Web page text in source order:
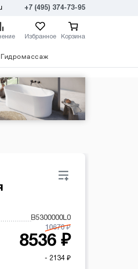
+7 (495) 374-73-95
Избранное Корзина
Гидромассаж
B5300000L0
10670 ₽
8536 ₽
- 2134 ₽